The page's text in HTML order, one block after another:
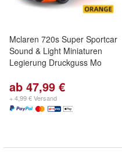
Mclaren 720s Super Sportcar
Sound & Light Miniaturen
Legierung Druckguss Mo
ab 47,99 €
+ 4,99 € Versand